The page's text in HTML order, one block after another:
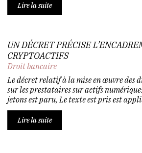
Lire la suite
UN DÉCRET PRÉCISE
CRYPTOACTIFS
Droit bancaire
Le décret relatif à la mise en œuvre des
sur les prestataires sur actifs
jetons est paru, Le texte est pris est
Lire la suite